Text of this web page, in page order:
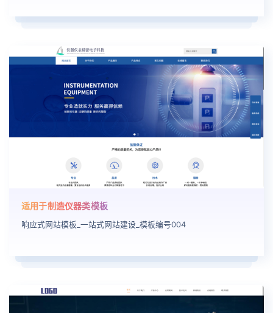
适用于制造仪器类模板
响应式网站模板_一站式网站建设_模板编号004